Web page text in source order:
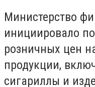
Министерство
инициировало
розничных цен
продукции,
сигариллы и